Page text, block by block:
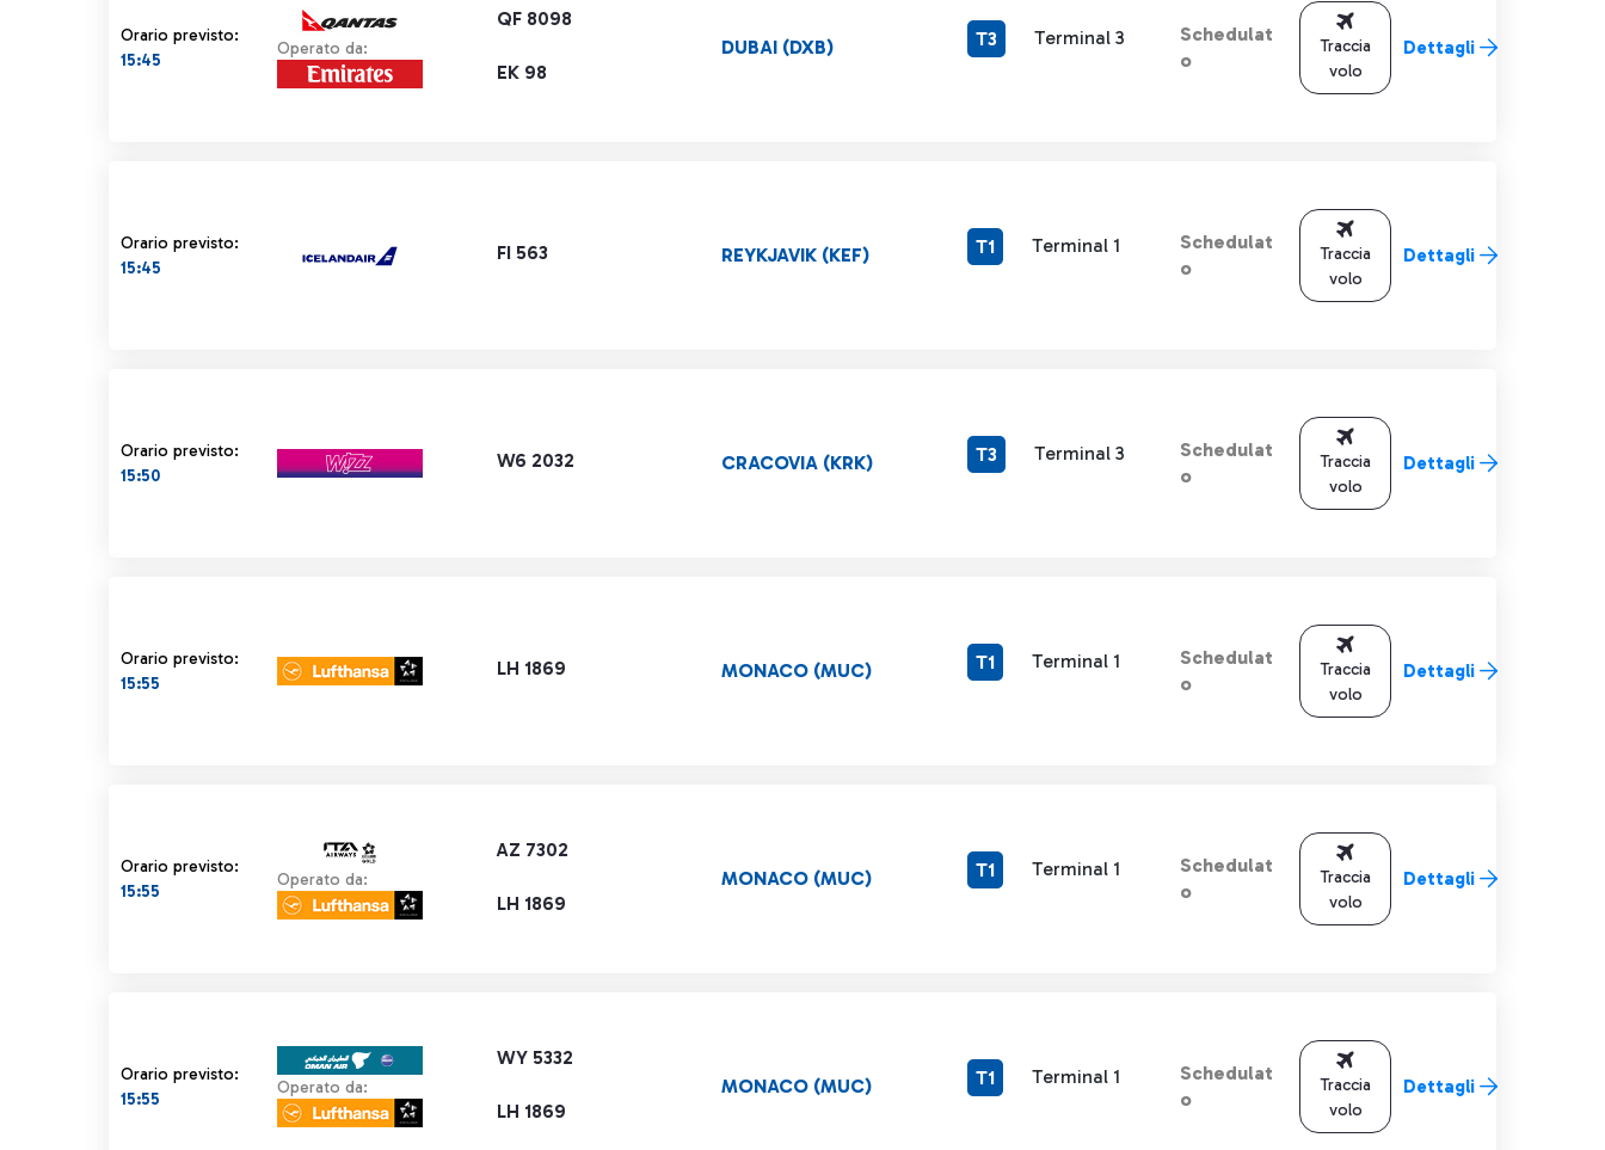
Orario previsto:
15:45
QF 8098
Operato da:
EK 98
DUBAI (DXB) T3 Terminal 3
Schedulat
o
Traccia
volo
Dettagli
Orario previsto:
15:45
FI 563 REYKJAVIK (KEF) T1 Terminal 1
Schedulat
o
Traccia
volo
Dettagli
Orario previsto:
15:50
W6 2032 CRACOVIA (KRK) T3 Terminal 3
Schedulat
o
Traccia
volo
Dettagli
Orario previsto:
15:55
LH 1869 MONACO (MUC) T1 Terminal 1
Schedulat
o
Traccia
volo
Dettagli
Orario previsto:
15:55
AZ 7302
Operato da:
LH 1869
MONACO (MUC) T1 Terminal 1
Schedulat
o
Traccia
volo
Dettagli
Orario previsto:
15:55
WY 5332
Operato da:
LH 1869
MONACO (MUC) T1 Terminal 1
Schedulat
o
Traccia
volo
Dettagli